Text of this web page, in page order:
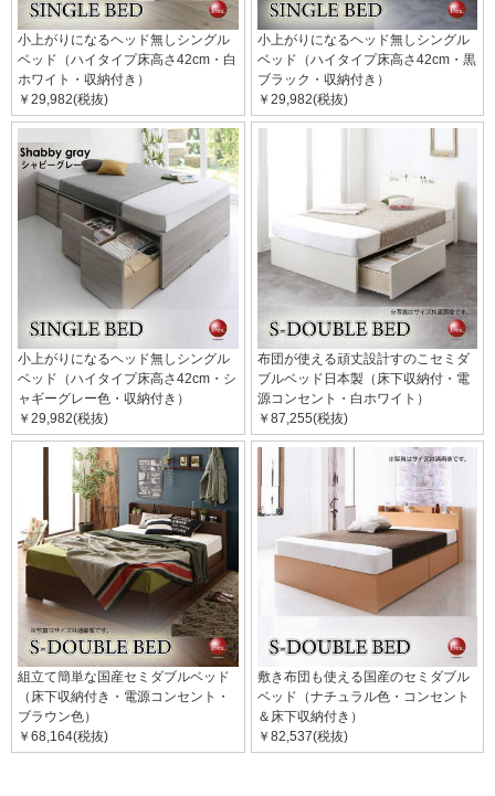
小上がりになるヘッド無しシングル
ベッド（ハイタイプ床高さ42cm・白
ホワイト・収納付き）
￥29,982(税抜)
小上がりになるヘッド無しシングル
ベッド（ハイタイプ床高さ42cm・黒
ブラック・収納付き）
￥29,982(税抜)
小上がりになるヘッド無しシングル
ベッド（ハイタイプ床高さ42cm・シ
ャギーグレー色・収納付き）
￥29,982(税抜)
布団が使える頑丈設計すのこセミダ
ブルベッド日本製（床下収納付・電
源コンセント・白ホワイト）
￥87,255(税抜)
組立て簡単な国産セミダブルベッド
（床下収納付き・電源コンセント・
ブラウン色）
￥68,164(税抜)
敷き布団も使える国産のセミダブル
ベッド（ナチュラル色・コンセント
＆床下収納付き）
￥82,537(税抜)